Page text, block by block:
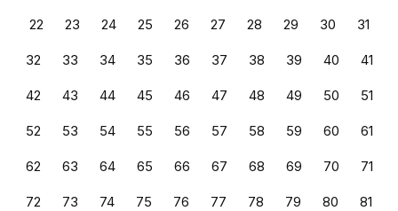
22 23 24 25 26 27 28 29 30 31
32 33 34 35 36 37 38 39 40 41
42 43 44 45 46 47 48 49 50 51
52 53 54 55 56 57 58 59 60 61
62 63 64 65 66 67 68 69 70 71
72 73 74 75 76 77 78 79 80 81